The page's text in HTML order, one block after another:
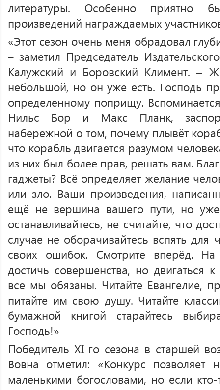
литературы. Особенно приятно
произведений награждаемых
«Этот сезон очень меня обрадовал
– заметил Председатель
Калужский и Боровский Климент. –
небольшой, но он уже есть. Господь
определенному поприщу.
Нильс Бор и Макс Планк,
набережной о том, почему плывёт
что корабль двигается разумом
из них был более прав, решать вам.
гаджеты? Всё определяет желание
или зло. Ваши произведения,
ещё не вершина вашего пути, но
останавливайтесь, не считайте, что
случае не оборачивайтесь вспять для
своих ошибок. Смотрите вперёд.
достичь совершенства, но двигаться
все мы обязаны. Читайте Евангелие,
питайте им свою душу. Читайте
бумажной книгой старайтесь
Господь!»
Победитель XI-го сезона в старшей
Вовна отметил: «Конкурс
маленькими богословами, но если